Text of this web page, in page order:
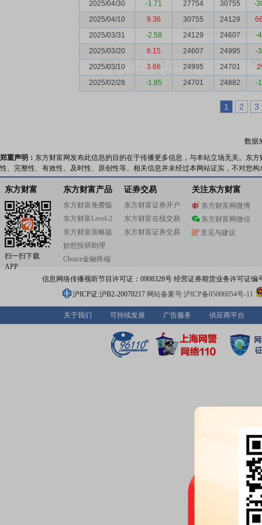
2025/04/30
-1.71 27754 30755
-
2025/04/10
9.36 30755 24129
2025/03/31
-2.58 24129 24607
-
2025/03/20
6.15 24607 24995
-
2025/03/10
3.66 24995 24701
2025/02/28
-1.85 24701 24882 -
1 2 3
数据
郑重声明： 东方财富网发布此信息的目的在于传播更多信息，与本站立场无关。东
性、完整性、有效性、及时性、原创性等。相关信息并未经过本网站证实，不对您
东方财富
扫一扫下载
APP
东方财富产品
东方财富免费版
东方财富Level-2
东方财富策略版
妙想投研助理
Choice金融终端
证券交易
东方财富证券开户
东方财富在线交易
东方财富证券交易
关注东方财富
东方财富网微博
东方财富网微信
意见与建议
信息网络传播视听节目许可证：0908328号 经营证券期货业务许可证编
沪ICP证:沪B2-20070217 网站备案号:沪ICP备05006054号-11
关于我们 可持续发展 广告服务 供应商平台